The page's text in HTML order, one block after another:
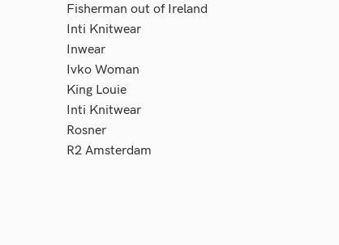
Fisherman out of Ireland
Inti Knitwear
Inwear
Ivko Woman
King Louie
Inti Knitwear
Rosner
R2 Amsterdam